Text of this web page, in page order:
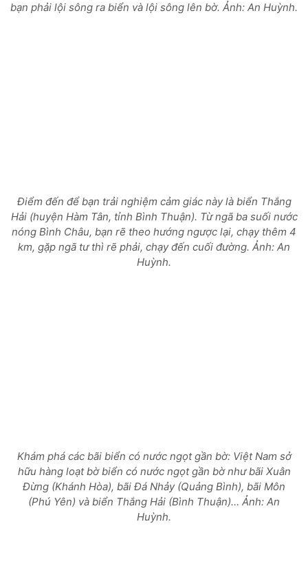
bạn phải lội sông ra biển và lội sông lên bờ. Ảnh: An Huỳnh.
Điểm đến để bạn trải nghiệm cảm giác này là biển Thắng
Hải (huyện Hàm Tân, tỉnh Bình Thuận). Từ ngã ba suối nước
nóng Bình Châu, bạn rẽ theo hướng ngược lại, chạy thêm 4
km, gặp ngã tư thì rẽ phải, chạy đến cuối đường. Ảnh: An
Huỳnh.
Khám phá các bãi biển có nước ngọt gần bờ: Việt Nam sở
hữu hàng loạt bờ biển có nước ngọt gần bờ như bãi Xuân
Đừng (Khánh Hòa), bãi Đá Nhảy (Quảng Bình), bãi Môn
(Phú Yên) và biển Thắng Hải (Bình Thuận)… Ảnh: An
Huỳnh.